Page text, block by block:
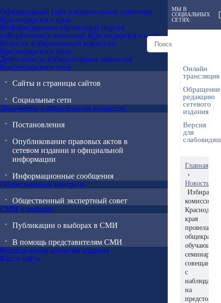
Официальный сайт избирательной комиссии
Краснодарского края
Информационно-обучающий портал
избирательных комиссий Краснодарского края
Новости избирательной комиссии
Краснодарского края
Деятельность избирательных комиссий
Краснодарского края
Сайты и страницы сайтов
Социальные сети
Документы избирательной комиссии
Постановления
Опубликование правовых актов в
сетевом издании и официальной
информации
Информационные сообщения
Общественный контроль
Общественный экспертный совет
СМИ и выборы
Публикации о выборах в СМИ
В помощь представителям СМИ
Редакционная коллегия издания
Карта сайта
МЫ В
СОЦИАЛЬНЫХ
СЕТЯХ:
Онлайн
трансляция
редакцию
сетевого
издания
Версия
для
Главная
›
Новость
комиссия
края
провела
обучающий
семинар-
совещание
с
на